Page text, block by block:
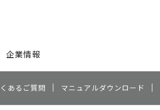
企業情報
あるご質問 マニュアルダウンロード